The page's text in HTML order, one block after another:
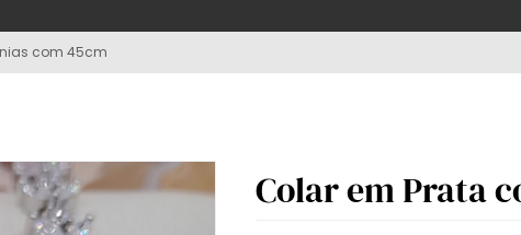
com 45cm
Colar em Prata